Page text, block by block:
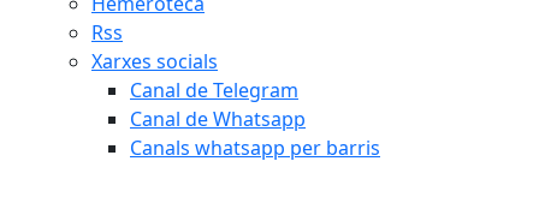
Rss
Xarxes socials
Canal de Telegram
Canal de Whatsapp
Canals whatsapp per barris